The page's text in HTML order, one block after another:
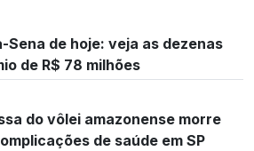
Sena de hoje: veja as dezenas
de R$ 78 milhões
do vôlei amazonense morre
de saúde em SP